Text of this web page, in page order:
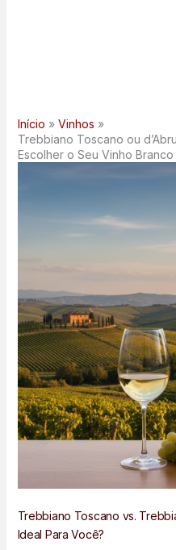
Início
Vinhos
Trebbiano Toscano ou
Escolher o Seu Vinho Branco
Trebbiano Toscano vs.
Ideal Para Você?